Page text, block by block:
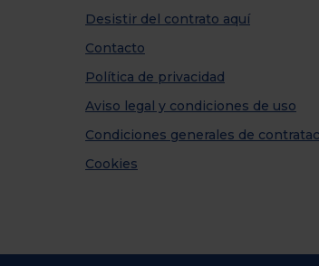
Desistir del contrato aquí
Contacto
Política de privacidad
Aviso legal y condiciones de uso
Condiciones generales de
Cookies